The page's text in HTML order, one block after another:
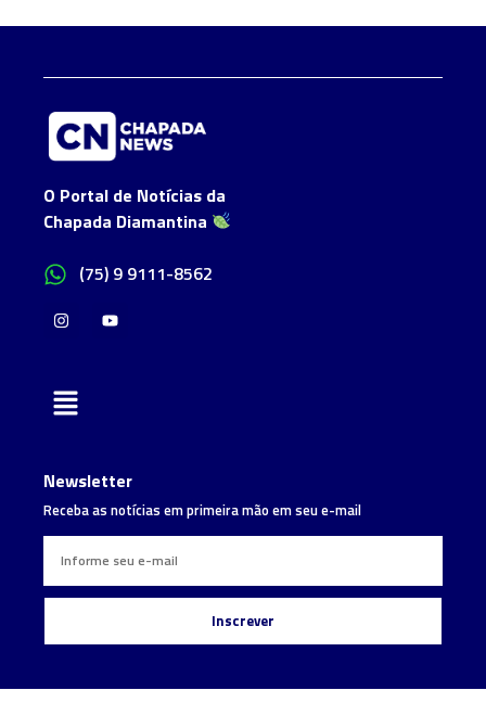
O Portal de Notícias da
Chapada Diamantina
(75) 9 9111-8562
Newsletter
Receba as notícias em primeira mão em seu e-mail
Inscrever